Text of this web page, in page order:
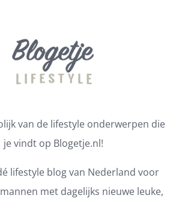
van de lifestyle onderwerpen die
je vindt op Blogetje.nl!
lifestyle blog van Nederland voor
met dagelijks nieuwe leuke,